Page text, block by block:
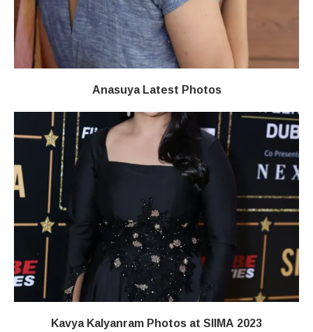
Anasuya Latest Photos
Kavya Kalyanram Photos at SIIMA 2023